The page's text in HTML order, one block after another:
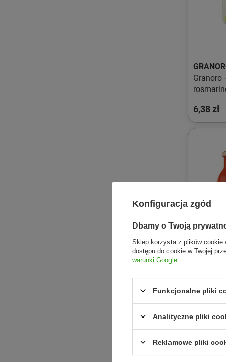
Granoro
6,38 zł
Passata
700 g
10,48 zł
Konfiguracja zgód
Dbamy o Twoją
Sklep korzysta z plików cookie
dostępu do cookie w Twojej
warunki Google
Funkcjonalne pliki
Analityczne pliki
Reklamowe pliki